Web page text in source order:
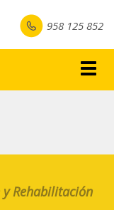
958 125 852
Rehabilitación